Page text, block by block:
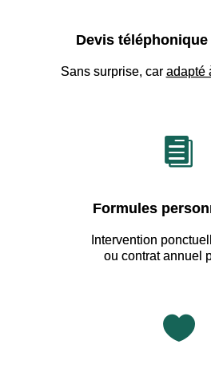
Devis
Sans surprise, car adapté

Formules
Intervention
ou contrat annuel
